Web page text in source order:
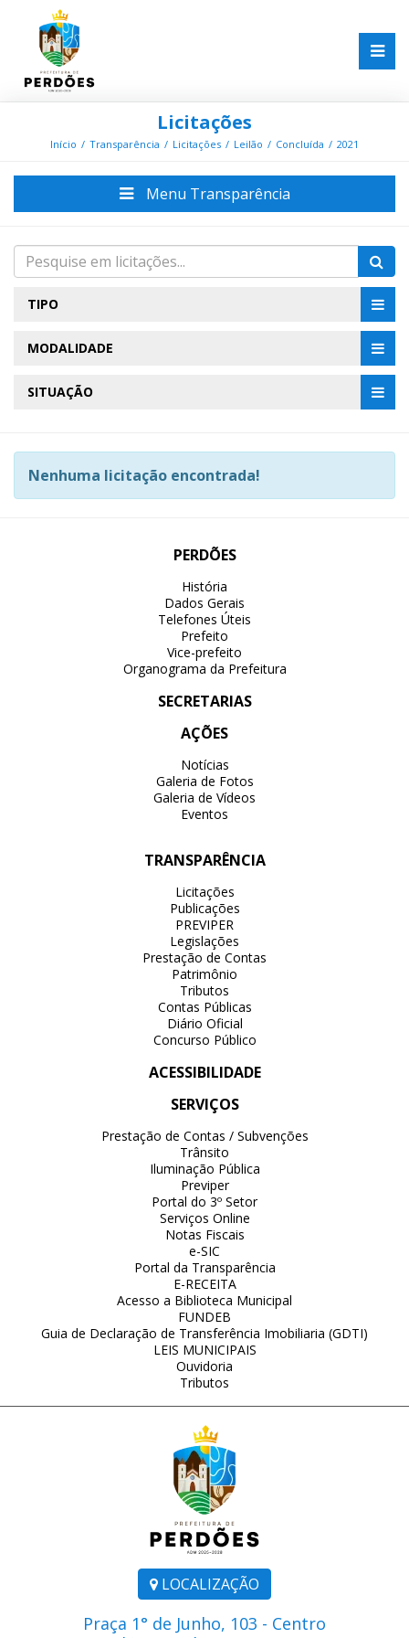
Licitações
Início Transparência Licitações Leilão Concluída 2021
Menu Transparência
TIPO
MODALIDADE
SITUAÇÃO
Nenhuma licitação encontrada!
LOCALIZAÇÃO
Praça 1° de Junho, 103 - Centro
PERDÕES
História
Dados Gerais
Telefones Úteis
Prefeito
Vice-prefeito
Organograma da Prefeitura
SECRETARIAS
AÇÕES
Notícias
Galeria de Fotos
Galeria de Vídeos
Eventos
TRANSPARÊNCIA
Licitações
Publicações
PREVIPER
Legislações
Prestação de Contas
Patrimônio
Tributos
Contas Públicas
Diário Oficial
Concurso Público
ACESSIBILIDADE
SERVIÇOS
Prestação de Contas / Subvenções
Trânsito
Iluminação Pública
Previper
Portal do 3º Setor
Serviços Online
Notas Fiscais
e-SIC
Portal da Transparência
E-RECEITA
Acesso a Biblioteca Municipal
FUNDEB
Guia de Declaração de Transferência Imobiliaria (GDTI)
LEIS MUNICIPAIS
Ouvidoria
Tributos